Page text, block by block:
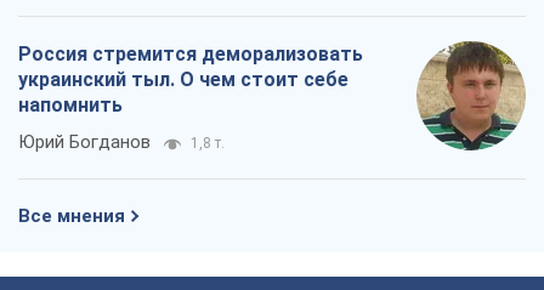
Россия стремится деморализовать
украинский тыл. О чем стоит себе
напомнить
Юрий Богданов 1,8 т.
Все мнения